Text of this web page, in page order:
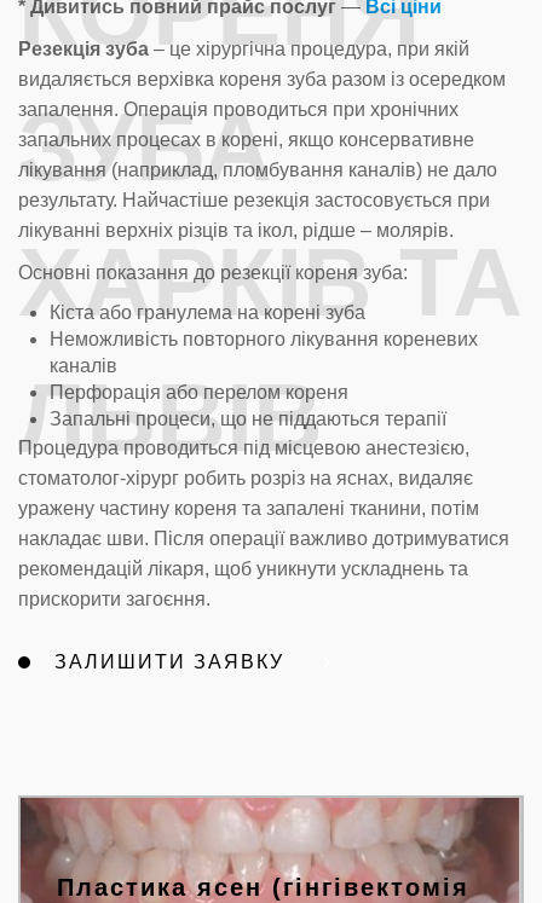
ЗУБА
ХАРКІВ ТА
ЛЬВІВ
* Дивитись повний прайс послуг — Всі ціни
Резекція зуба – це хірургічна процедура, при якій
видаляється верхівка кореня зуба разом із осередком
запалення. Операція проводиться при хронічних
запальних процесах в корені, якщо консервативне
лікування (наприклад, пломбування каналів) не дало
результату. Найчастіше резекція застосовується при
лікуванні верхніх різців та ікол, рідше – молярів.
Основні показання до резекції кореня зуба:
Кіста або гранулема на корені зуба
Неможливість повторного лікування кореневих
каналів
Перфорація або перелом кореня
Запальні процеси, що не піддаються терапії
Процедура проводиться під місцевою анестезією,
стоматолог-хірург робить розріз на яснах, видаляє
уражену частину кореня та запалені тканини, потім
накладає шви. Після операції важливо дотримуватися
рекомендацій лікаря, щоб уникнути ускладнень та
прискорити загоєння.
ЗАЛИШИТИ ЗАЯВКУ
Пластика ясен (гінгівектомія